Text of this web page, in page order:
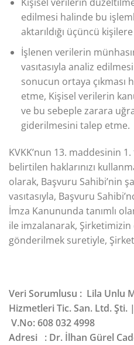
edilmesi halinde bu
aktarıldığı üçüncü
İşlenen verilerin
vasıtasıyla analiz
sonucun ortaya çıkması
etme, Kişisel verilerin
ve bu sebeple zarara
giderilmesini talep etme.
KVKK’nun 13. maddesinin
belirtilen haklarınızı
olarak, Başvuru Sahibi’nin
vasıtasıyla, Başvuru
İmza Kanununda tanımlı
ile imzalanarak,
gönderilmek suretiyle,
Veri Sorumlusu : Lila Unlu
Hizmetleri Tic. San. Ltd. Şti.
V.No: 608 032 4998
Adresi : Dr. İlhan Gürel